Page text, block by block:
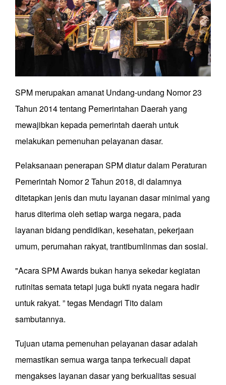
SPM merupakan amanat Undang-undang Nomor 23
Tahun 2014 tentang Pemerintahan Daerah yang
mewajibkan kepada pemerintah daerah untuk
melakukan pemenuhan pelayanan dasar.
Pelaksanaan penerapan SPM diatur dalam Peraturan
Pemerintah Nomor 2 Tahun 2018, di dalamnya
ditetapkan jenis dan mutu layanan dasar minimal yang
harus diterima oleh setiap warga negara, pada
layanan bidang pendidikan, kesehatan, pekerjaan
umum, perumahan rakyat, trantibumlinmas dan sosial.
"Acara SPM Awards bukan hanya sekedar kegiatan
rutinitas semata tetapi juga bukti nyata negara hadir
untuk rakyat. ” tegas Mendagri Tito dalam
sambutannya.
Tujuan utama pemenuhan pelayanan dasar adalah
memastikan semua warga tanpa terkecuali dapat
mengakses layanan dasar yang berkualitas sesuai